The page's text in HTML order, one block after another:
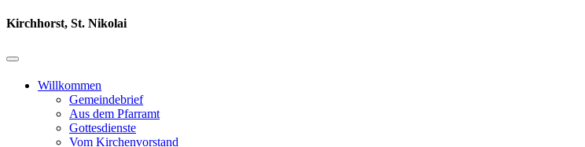
Kirchhorst, St. Nikolai
Willkommen
Gemeindebrief
Aus dem Pfarramt
Gottesdienste
Vom Kirchenvorstand